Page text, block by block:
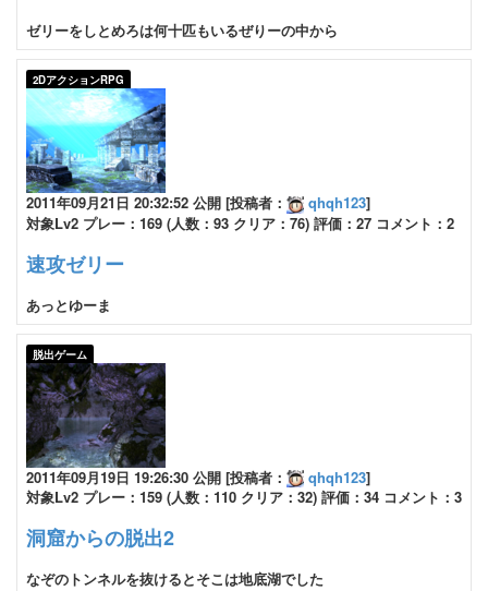
ゼリーをしとめろは何十匹もいるぜりーの中から
2DアクションRPG
2011年09月21日 20:32:52 公開 [投稿者： qhqh123]
対象Lv2 プレー：169 (人数：93 クリア：76) 評価：27 コメント：2
速攻ゼリー
あっとゆーま
脱出ゲーム
2011年09月19日 19:26:30 公開 [投稿者： qhqh123]
対象Lv2 プレー：159 (人数：110 クリア：32) 評価：34 コメント：3
洞窟からの脱出2
なぞのトンネルを抜けるとそこは地底湖でした